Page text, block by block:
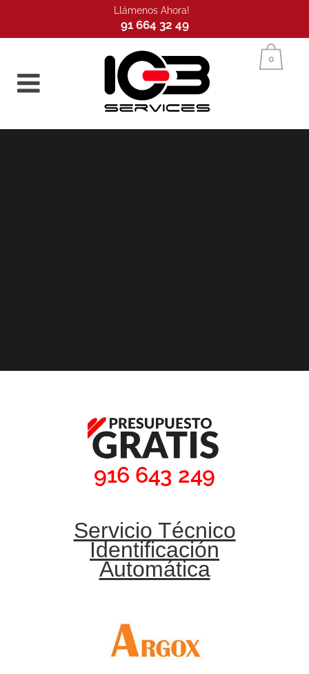
Llámenos Ahora!
91 664 32 49
Inicio 0
916 643 249
Servicio Técnico
Identificación
Automática